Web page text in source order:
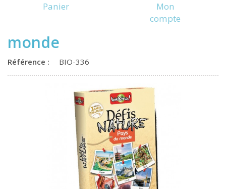
Panier
Mon
compte
monde
Référence : BIO-336